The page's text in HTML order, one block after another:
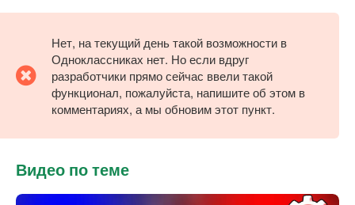
Нет, на текущий день такой возможности в
Одноклассниках нет. Но если вдруг
разработчики прямо сейчас ввели такой
функционал, пожалуйста, напишите об этом в
комментариях, а мы обновим этот пункт.
Видео по теме